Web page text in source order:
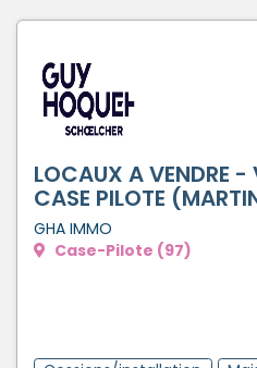
LOCAUX A VENDRE -
CASE PILOTE
GHA IMMO
Case-Pilote (97)